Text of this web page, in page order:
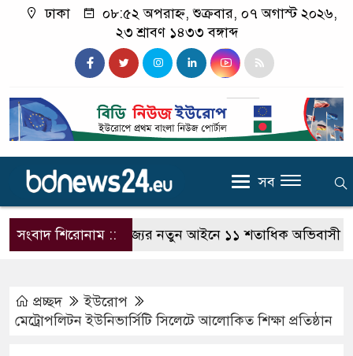
ঢাকা
০৮:৫২ অপরাহ্ন, শুক্রবার, ০৭ অগাস্ট ২০২৬,
২৩ শ্রাবণ ১৪৩৩ বঙ্গাব্দ
সব
সংবাদ শিরোনাম ::
যুক্তরাজ্যের নতুন আইনে ১১ শতাধিক অভিবাসী দোষী
প্রচ্ছদ
ইউরোপ
মেট্রোপলিটন ইউনিভার্সিটি সিলেটে আলোকিত শিক্ষা প্রতিষ্ঠান